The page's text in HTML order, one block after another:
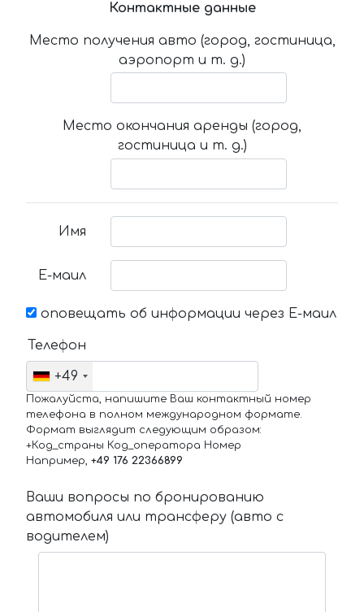
Контактные данные
Место получения авто (город, гостиница,
аэропорт и т. д.)
Место окончания аренды (город,
гостиница и т. д.)
Имя
Е-маил
оповещать об информации через Е-маил
Телефон
+49
Пожалуйста, напишите Ваш контактный номер
телефона в полном международном формате.
Формат выглядит следующим образом:
+Код_страны Код_оператора Номер
Например, +49 176 22366899
Ваши вопросы по бронированию
автомобиля или трансферу (авто с
водителем)